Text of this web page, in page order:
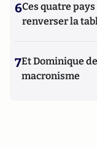
6Ces quatre
renverser la
7Et Dominique
macronisme